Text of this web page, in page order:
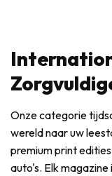
Onze categorie
wereld naar uw
premium print
auto's. Elk